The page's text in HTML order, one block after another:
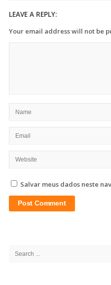
LEAVE A REPLY:
Your email address will not be
Salvar meus dados neste
Search